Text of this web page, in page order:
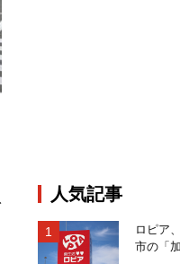
人気記事
ロピア
市の「